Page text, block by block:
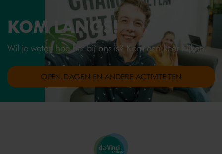
KOM LANGS!
Wil je weten hoe het bij ons is? Kom een keer kijken.
OPEN DAGEN EN ANDERE ACTIVITEITEN